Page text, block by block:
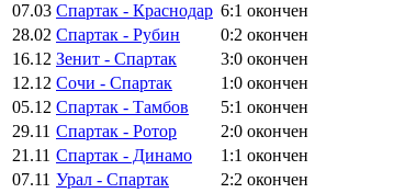
07.03 Спартак - Краснодар 6:1 окончен
28.02 Спартак - Рубин 0:2 окончен
16.12 Зенит - Спартак 3:0 окончен
12.12 Сочи - Спартак 1:0 окончен
05.12 Спартак - Тамбов 5:1 окончен
29.11 Спартак - Ротор 2:0 окончен
21.11 Спартак - Динамо 1:1 окончен
07.11 Урал - Спартак 2:2 окончен